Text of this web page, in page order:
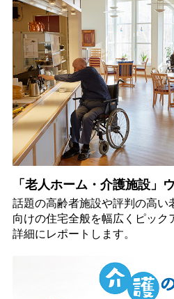
「老人ホーム・介護施設」
話題の高齢者施設や評判の高い
向けの住宅全般を幅広くピック
詳細にレポートします。